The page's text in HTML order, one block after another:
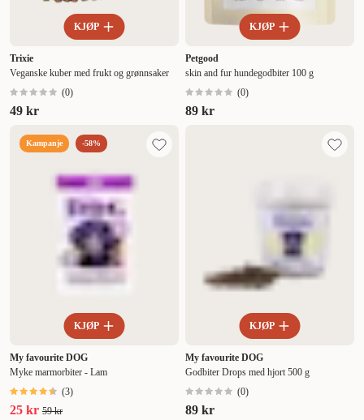
KJØP
Trixie
Veganske kuber med frukt og grønnsaker
(0)
49 kr
KJØP
Petgood
skin and fur hundegodbiter 100 g
(0)
89 kr
Kampanje -58%
KJØP
My favourite DOG
Myke marmorbiter - Lam
(3)
25 kr 59 kr
KJØP
My favourite DOG
Godbiter Drops med hjort 500 g
(0)
89 kr